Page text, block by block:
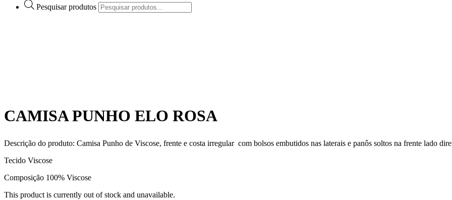
Pesquisar produtos
CAMISA PUNHO ELO ROSA
Descrição do produto: Camisa Punho de Viscose, frente e costa irregular com bolsos embutidos nas laterais e panôs soltos na frente lado
Tecido Viscose
Composição 100% Viscose
This product is currently out of stock and unavailable.